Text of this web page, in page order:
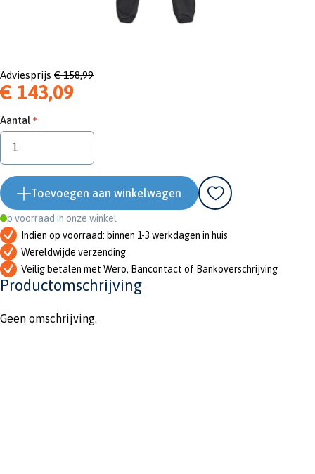
Adviesprijs € 158,99
€ 143,09
Aantal
Toevoegen aan winkelwagen
Op voorraad in onze winkel
Indien op voorraad: binnen 1-3 werkdagen in huis
Wereldwijde verzending
Veilig betalen met Wero, Bancontact of Bankoverschrijving
Productomschrijving
Geen omschrijving.